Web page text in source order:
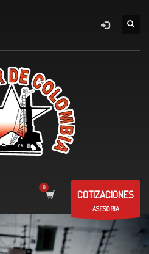
COTIZACIONES
ASESORIA